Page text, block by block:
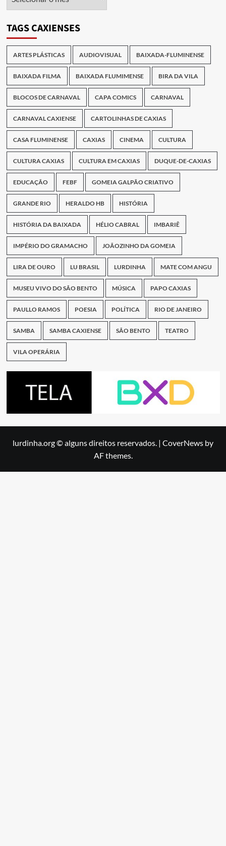
TAGS CAXIENSES
ARTES PLÁSTICAS AUDIOVISUAL BAIXADA-FLUMINENSE
BAIXADA FILMA BAIXADA FLUMIMENSE BIRA DA VILA
BLOCOS DE CARNAVAL CAPA COMICS CARNAVAL
CARNAVAL CAXIENSE CARTOLINHAS DE CAXIAS
CASA FLUMINENSE CAXIAS CINEMA CULTURA
CULTURA CAXIAS CULTURA EM CAXIAS DUQUE-DE-CAXIAS
EDUCAÇÃO FEBF GOMEIA GALPÃO CRIATIVO
GRANDE RIO HERALDO HB HISTÓRIA
HISTÓRIA DA BAIXADA HÉLIO CABRAL IMBARIÊ
IMPÉRIO DO GRAMACHO JOÃOZINHO DA GOMEIA
LIRA DE OURO LU BRASIL LURDINHA MATE COM ANGU
MUSEU VIVO DO SÃO BENTO MÚSICA PAPO CAXIAS
PAULLO RAMOS POESIA POLÍTICA RIO DE JANEIRO
SAMBA SAMBA CAXIENSE SÃO BENTO TEATRO
VILA OPERÁRIA
lurdinha.org © alguns direitos reservados. | CoverNews by
AF themes.